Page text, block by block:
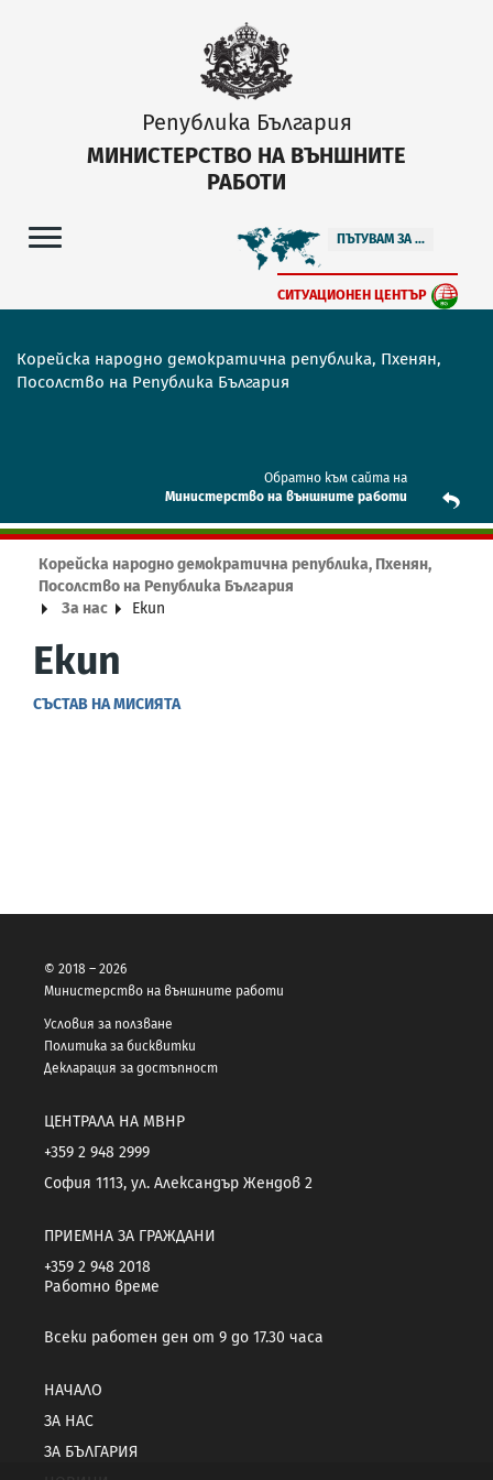
Република България
МИНИСТЕРСТВО НА ВЪНШНИТЕ
РАБОТИ
ПЪТУВАМ ЗА ...
СИТУАЦИОНЕН ЦЕНТЪР
Корейска народно демократична република, Пхенян,
Посолство на Република България
Обратно към сайта на
Mинистерство на външните работи
Корейска народно демократична република, Пхенян,
Посолство на Република България
За нас
Екип
Екип
СЪСТАВ НА МИСИЯТА
© 2018 – 2026
Министерство на външните работи
Условия за ползване
Политика за бисквитки
Декларация за достъпност
ЦЕНТРАЛА НА МВНР
+359 2 948 2999
София 1113, ул. Александър Жендов 2
ПРИЕМНА ЗА ГРАЖДАНИ
+359 2 948 2018
Работно време
Всеки работен ден от 9 до 17.30 часа
НАЧАЛО
ЗА НАС
ЗА БЪЛГАРИЯ